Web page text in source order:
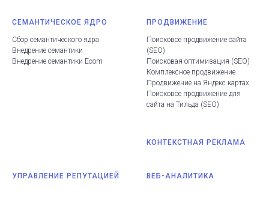
СЕМАНТИЧЕСКОЕ ЯДРО
Сбор семантического ядра
Внедрение семантики
Внедрение семантики Ecom
ПРОДВИЖЕНИЕ
Поисковое продвижение сайта
(SEO)
Поисковая оптимизация (SEO)
Комплексное продвижение
Продвижение на Яндекс картах
Поисковое продвижение для
сайта на Тильда (SEO)
КОНТЕКСТНАЯ РЕКЛАМА
УПРАВЛЕНИЕ РЕПУТАЦИЕЙ ВЕБ-АНАЛИТИКА